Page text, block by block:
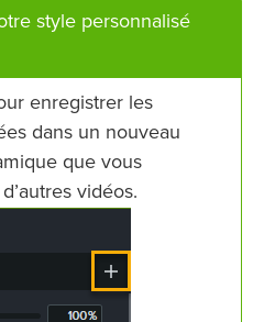
style personnalisé
enregistrer les
dans un nouveau
que vous
vidéos.